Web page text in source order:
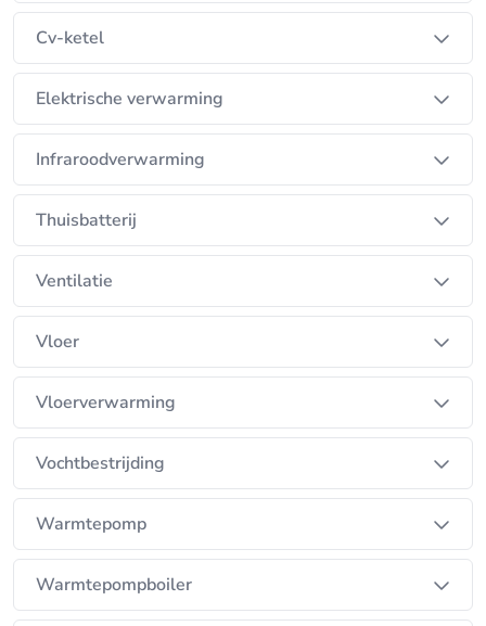
een vlotte dienst na verkoop kunnen garanderen.
Cv-ketel
Elektrische verwarming
Infraroodverwarming
Thuisbatterij
Ventilatie
Vloer
Vloerverwarming
Vochtbestrijding
Warmtepomp
Warmtepompboiler